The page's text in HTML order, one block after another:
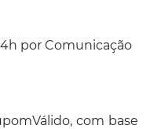
por Comunicação
com base